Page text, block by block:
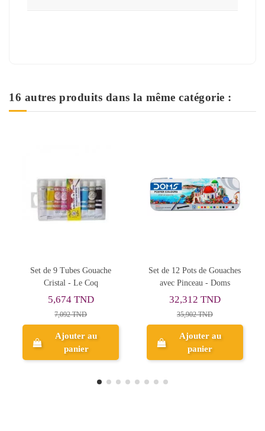
16 autres produits dans la même catégorie :
Set de 12 Pots de Gouaches
avec Pinceau - Doms
32,312 TND
35,902 TND
Ajouter au
panier
Gouache Fluo + Couleur
Métal 5x75ml - Maped
37,204 TND
46,505 TND
Ajouter au
panier